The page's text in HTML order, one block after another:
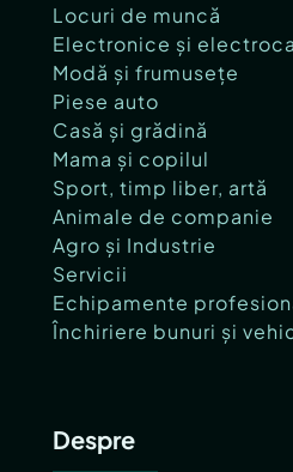
Locuri de muncă
Electronice și
Modă și frumusețe
Piese auto
Casă și grădină
Mama și copilul
Sport, timp liber, artă
Animale de companie
Agro și Industrie
Servicii
Echipamente
Închiriere bunuri și
Despre